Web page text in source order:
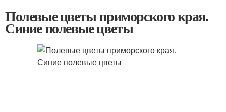
Полевые цветы приморского края.
Синие полевые цветы